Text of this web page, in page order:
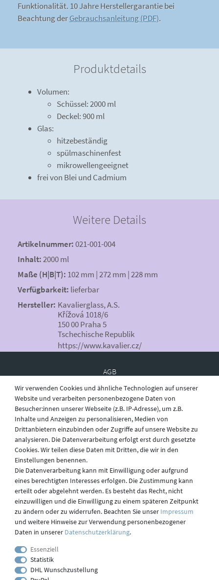
Funktionalität. 10 Jahre Herstellergarantie bei
Beachtung derGebrauchsanleitung (PDF).
Produktdetails
Volumen:
Schüssel: 2000 ml
Deckel: 900 ml
Glas:
hitzebeständig
spülmaschinenfest
mikrowellengeeignet
frei von Blei und Cadmium
Weitere Details
Artikelnummer:021-001-004
Inhalt:2000 ml
Maße (H|B|T): 102 mm | 272 mm | 228 mm
Verfügbarkeit: lieferbar
Hersteller: Kavalierglass, A.S.
Křížová 1018/6
150 00 Praha 5
Tschechische Republik
https://www.kavalier.cz/
AGB
Widerruf
Datenschutz
Versand
Kontakt
Impressum
Wir verwenden Cookies und ähnliche Technologien auf unserer
Website und verarbeiten personenbezogene Daten von
Besucher:innen unserer Webseite (z.B. IP-Adresse), um z.B.
Inhalte und Anzeigen zu personalisieren, Medien von
Drittanbietern einzubinden oder Zugriffe auf unsere Website zu
analysieren. Die Datenverarbeitung erfolgt erst durch gesetzte
Cookies. Wir teilen diese Daten mit Dritten, die wir in den
Einstellungen benennen.
Die Datenverarbeitung kann mit Einwilligung oder aufgrund
eines berechtigten Interesses erfolgen. Die Zustimmung kann
erteilt oder abgelehnt werden. Es besteht das Recht, nicht
einzuwilligen und die Einwilligung zu einem späteren Zeitpunkt
zu ändern oder zu widerrufen. Beachten Sie unser Impressum
und weitere Hinweise zur Verwendung personenbezogener
Daten in unserer Daten­schutz­erklärung.
Essenziell
Statistik
DHL Wunschzustellung